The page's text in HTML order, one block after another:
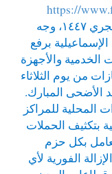
https://
استعدادًا لعيد الاضحى المبارك للعام الهجري ١٤٤٧، وجه
برفع
الخدمية والأجهزة
من يوم الثلاثاء
المحلية للمراكز
بتكثيف الحملات
بكل حزم
الفورية لأي